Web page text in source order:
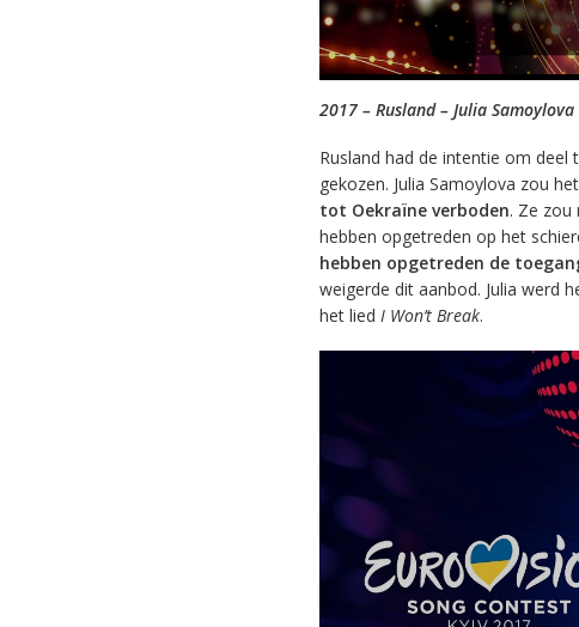
2017 – Rusland – Julia Samoylova
Rusland had de intentie om deel
gekozen. Julia Samoylova zou
tot Oekraïne verboden. Ze zou
hebben opgetreden op het
hebben opgetreden de
weigerde dit aanbod. Julia werd
het lied I Won’t Break.